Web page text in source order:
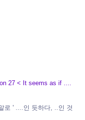
27 < It seems as if ....
로 ' ....인 듯하다, ..인 것